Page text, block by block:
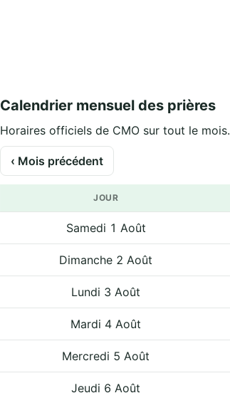
Calendrier mensuel des prières
Horaires officiels de CMO sur tout le mois.
‹ Mois précédent
JOUR
Samedi 1 Août
Dimanche 2 Août
Lundi 3 Août
Mardi 4 Août
Mercredi 5 Août
Jeudi 6 Août